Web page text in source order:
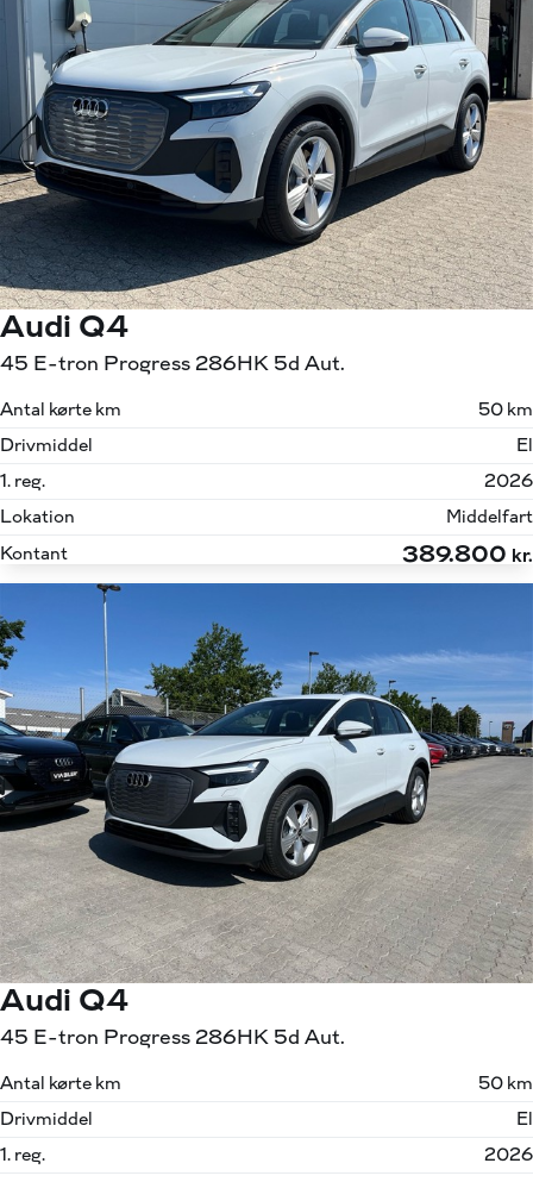
Audi Q4
45 E-tron Progress 286HK 5d Aut.
Antal kørte km
50 km
Drivmiddel
El
1. reg.
2026
Lokation
Middelfart
Kontant
389.800 kr.
Audi Q4
45 E-tron Progress 286HK 5d Aut.
Antal kørte km
50 km
Drivmiddel
El
1. reg.
2026